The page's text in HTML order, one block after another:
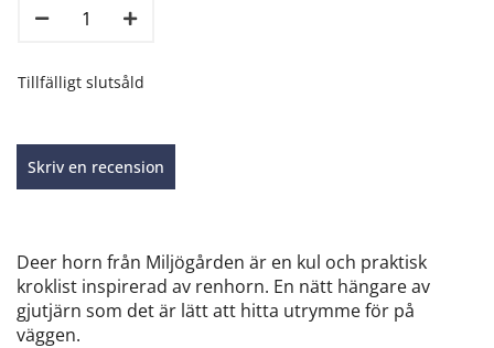
Tillfälligt slutsåld
Skriv en recension
Deer horn från Miljögården är en kul och praktisk
kroklist inspirerad av renhorn. En nätt hängare av
gjutjärn som det är lätt att hitta utrymme för på
väggen.